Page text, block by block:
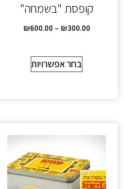
קופסת "בשמחה"
₪300.00
–
₪600.00
בחר אפשרויות